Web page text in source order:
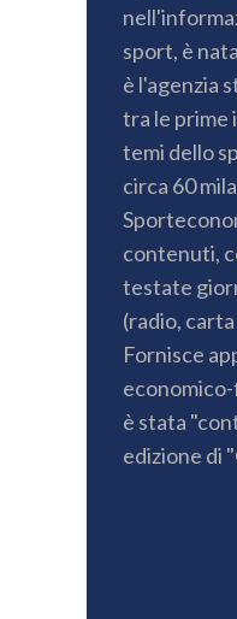
sport, è
è l'agenzia
tra le prime
temi dello
circa 60
contenuti,
testate
(radio,
Fornisce
è stata
edizione di